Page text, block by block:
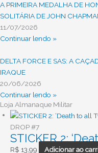
A PRIMEIRA MEDALHA DE
SOLITÁRIA DE JOHN
11/07/2026
Continuar lendo »
DELTA FORCE E SAS: A
IRAQUE
20/06/2026
Continuar lendo »
Loja Almanaque Militar
DROP #7
STICKER 2:
R$ 13,99 Adicionar ao